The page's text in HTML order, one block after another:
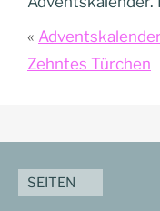
Zehntes Türchen
SEITEN